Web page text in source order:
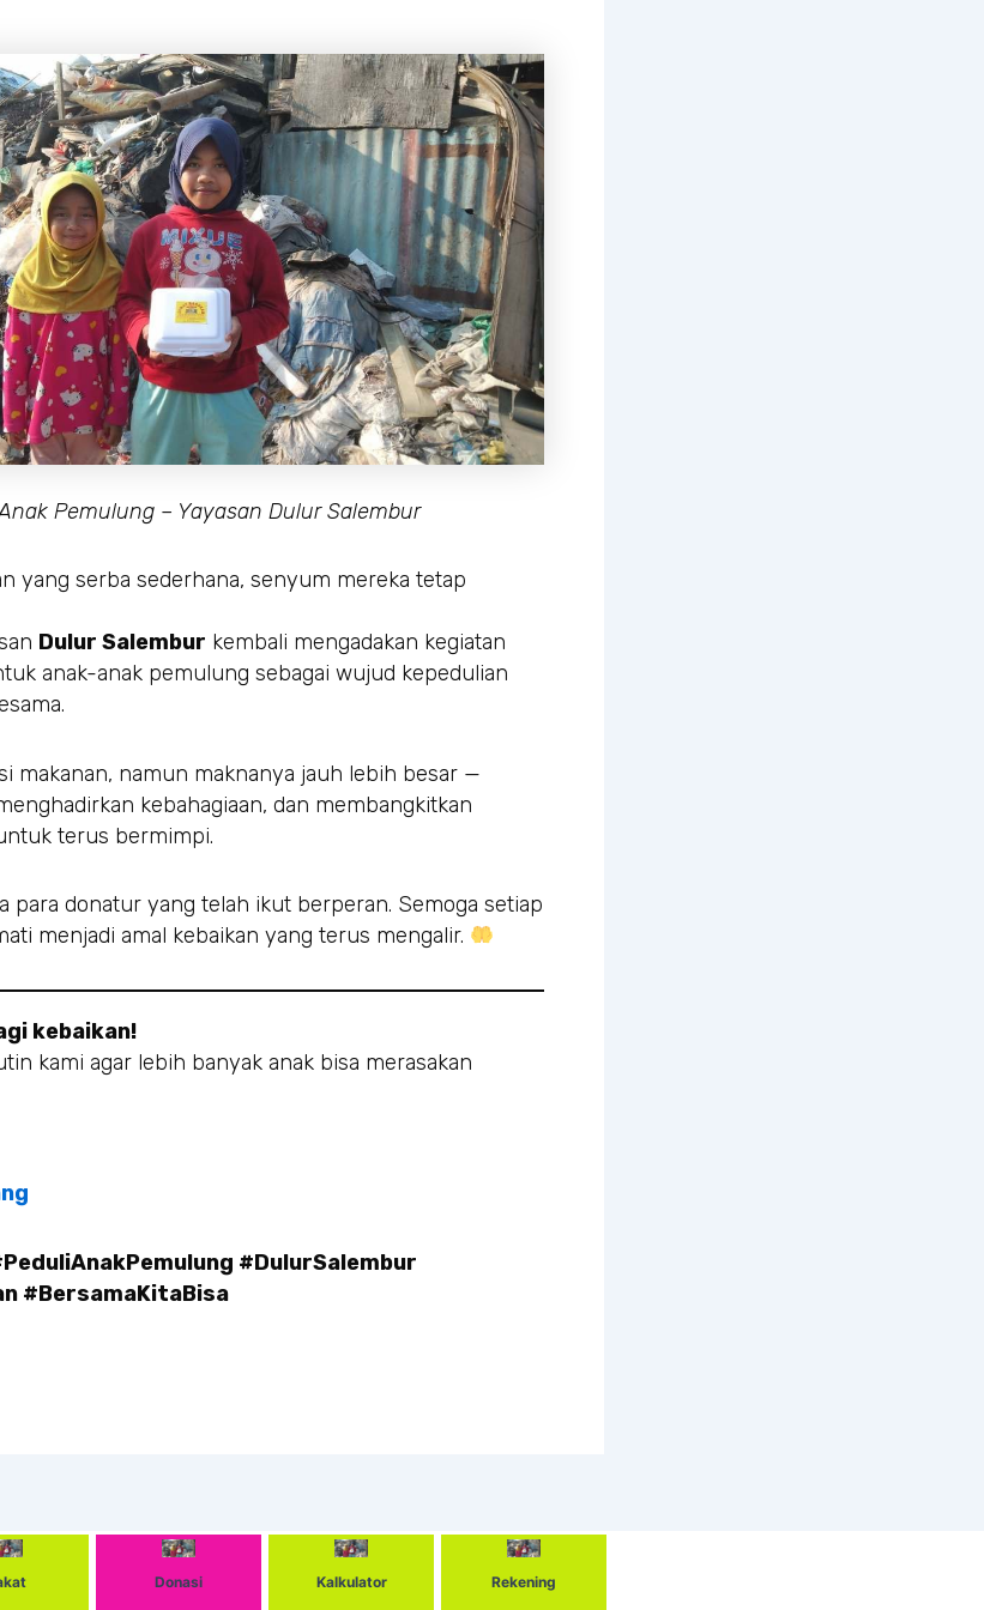
Pemulung – Yayasan Dulur Salembur
yang serba sederhana, senyum mereka tetap
Dulur Salembur kembali mengadakan kegiatan
anak-anak pemulung sebagai wujud kepedulian
makanan, namun maknanya jauh lebih besar —
kebahagiaan, dan membangkitkan
terus bermimpi.
para donatur yang telah ikut berperan. Semoga setiap
menjadi amal kebaikan yang terus mengalir.
kebaikan!
kami agar lebih banyak anak bisa merasakan
#DulurSalembur
#BersamaKitaBisa
Donasi Kalkulator Rekening